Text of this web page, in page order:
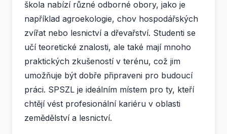
škola nabízí různé odborné obory, jako je
například agroekologie, chov hospodářských
zvířat nebo lesnictví a dřevařství. Studenti se
učí teoretické znalosti, ale také mají mnoho
praktických zkušeností v terénu, což jim
umožňuje být dobře připraveni pro budoucí
práci. SPSZL je ideálním místem pro ty, kteří
chtějí vést profesionální kariéru v oblasti
zemědělství a lesnictví.